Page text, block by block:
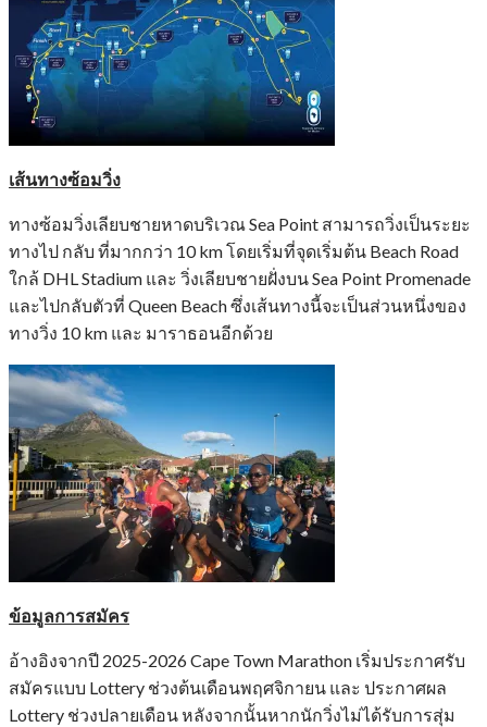
เส้นทางซ้อมวิ่ง
ทางซ้อมวิ่งเลียบชายหาดบริเวณ Sea Point สามารถวิ่งเป็นระยะ
ทางไป กลับ ที่มากกว่า 10 km โดยเริ่มที่จุดเริ่มต้น Beach Road
ใกล้ DHL Stadium และ วิ่งเลียบชายฝั่งบน Sea Point Promenade
และไปกลับตัวที่ Queen Beach ซึ่งเส้นทางนี้จะเป็นส่วนหนึ่งของ
ทางวิ่ง 10 km และ มาราธอนอีกด้วย
ข้อมูลการสมัคร
อ้างอิงจากปี 2025-2026 Cape Town Marathon เริ่มประกาศรับ
สมัครแบบ Lottery ช่วงต้นเดือนพฤศจิกายน และ ประกาศผล
Lottery ช่วงปลายเดือน หลังจากนั้นหากนักวิ่งไม่ได้รับการสุ่ม